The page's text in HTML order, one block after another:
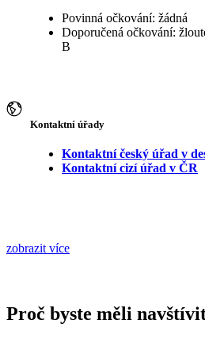
Povinná očkování: žádná
Doporučená očkování:
B
Kontaktní úřady
Kontaktní český úřad v
Kontaktní cizí úřad v ČR
zobrazit více
Proč byste měli